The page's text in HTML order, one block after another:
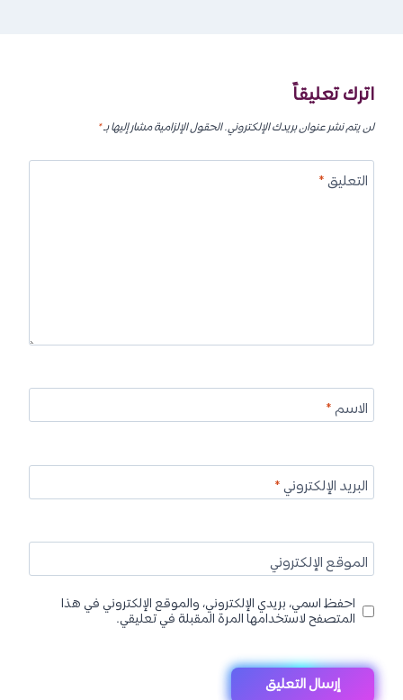
اترك تعليقاً
لن يتم نشر عنوان بريدك الإلكتروني.الحقول الإلزامية مشار إليها بـ*
التعليق*
الاسم*
البريد الإلكتروني*
الموقع الإلكتروني
احفظ اسمي، بريدي الإلكتروني، والموقع الإلكتروني في هذا
المتصفح لاستخدامها المرة المقبلة في تعليقي.